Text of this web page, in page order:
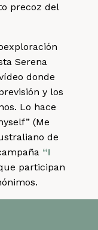
precoz del
Serena
donde
y los
Lo hace
(Me
de
“I
participan